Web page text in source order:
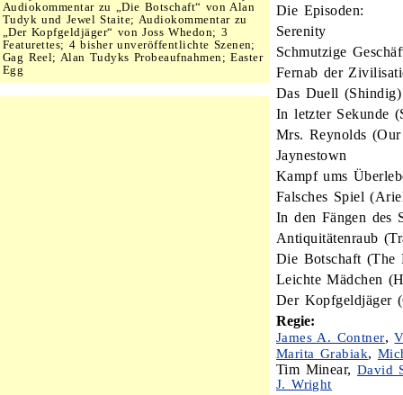
Audiokommentar zu „Die Botschaft“ von Alan
Tudyk und Jewel Staite; Audiokommentar zu
„Der Kopfgeldjäger“ von Joss Whedon; 3
Featurettes; 4 bisher unveröffentlichte Szenen;
Gag Reel; Alan Tudyks Probeaufnahmen; Easter
Egg
Die Episoden:
Serenity
Schmutzige
Fernab der
Das Duell (Shindig)
In letzter Sekunde
Mrs. Reynolds
Jaynestown
Kampf ums
Falsches Spiel
In den Fängen des
Antiquitätenraub
Die Botschaft (The
Leichte Mädchen
Der Kopfgeldjäger
Regie:
James A. Contner,
Marita Grabiak,
Tim Minear, David
J. Wright